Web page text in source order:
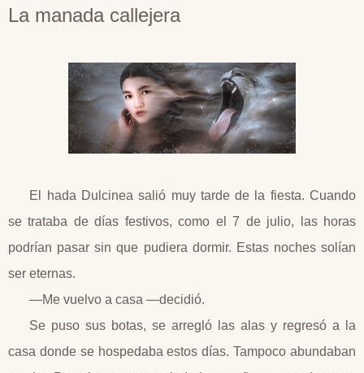
La manada callejera
El hada Dulcinea salió muy tarde de la fiesta. Cuando
se trataba de días festivos, como el 7 de julio, las horas
podrían pasar sin que pudiera dormir. Estas noches solían
ser eternas.
—Me vuelvo a casa —decidió.
Se puso sus botas, se arregló las alas y regresó a la
casa donde se hospedaba estos días. Tampoco abundaban